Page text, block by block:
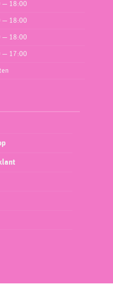
— 18:00
— 18:00
— 18:00
— 17:00